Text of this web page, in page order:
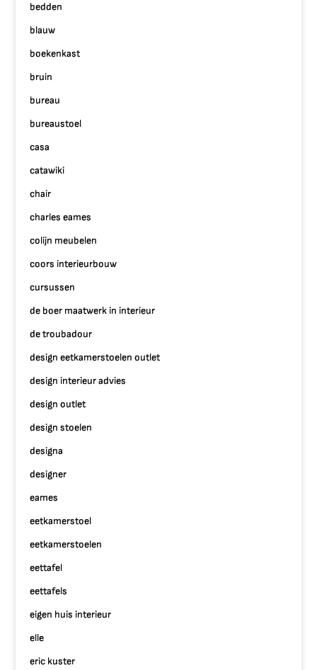
bedden
blauw
boekenkast
bruin
bureau
bureaustoel
casa
catawiki
chair
charles eames
colijn meubelen
coors interieurbouw
cursussen
de boer maatwerk in interieur
de troubadour
design eetkamerstoelen outlet
design interieur advies
design outlet
design stoelen
designa
designer
eames
eetkamerstoel
eetkamerstoelen
eettafel
eettafels
eigen huis interieur
elle
eric kuster